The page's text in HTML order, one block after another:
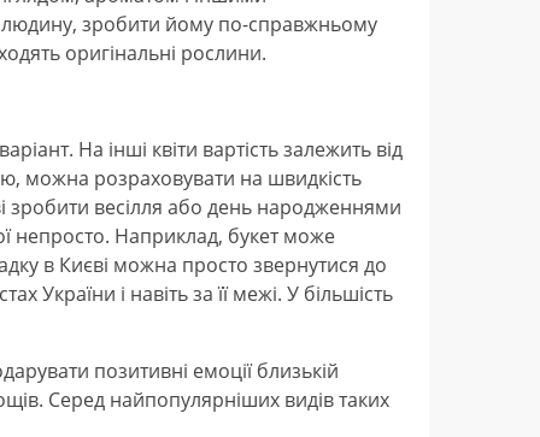
людину, зробити йому по-справжньому
оригінальні рослини.
На інші квіти вартість залежить від
можна розраховувати на швидкість
зробити весілля або день народженнями
непросто. Наприклад, букет може
в Києві можна просто звернутися до
України і навіть за її межі. У більшість
позитивні емоції близькій
Серед найпопулярніших видів таких